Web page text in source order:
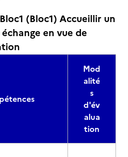
(Bloc1) Accueillir un
en vue de
Mod
alité
s
d'év
alua
tion